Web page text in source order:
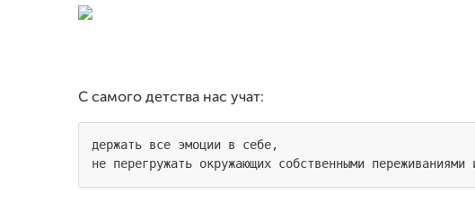
С самого детства нас учат:
держать все эмоции в себе,
не перегружать окружающих собственными переживаниями